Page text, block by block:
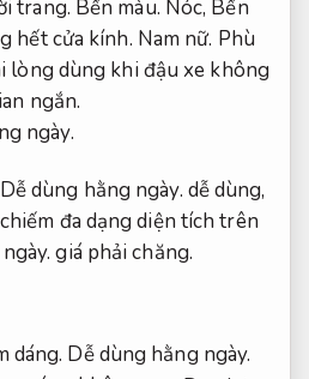
trang. Bền màu. Nóc, Bền
hết cửa kính. Nam nữ. Phù
lòng dùng khi đậu xe không
ngắn.
ngày.
Dễ dùng hằng ngày. dễ dùng,
đa dạng diện tích trên
giá phải chăng.
dáng. Dễ dùng hằng ngày.